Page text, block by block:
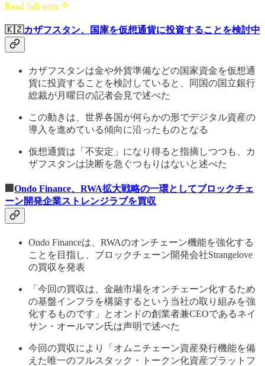
Read full story
🇰🇿カザフスタン、国庫を仮想通貨に投資することを検討中
カザフスタンは金や外貨準備などの国家資金を仮想通
貨に投資することを検討していると、同国の国立銀行
総裁が月曜日の記者会見で述べた
この動きは、世界各国が何らかの形でデジタル資産の
導入を進めている傾向に沿ったものとなる
仮想通貨は「不安定」になり得ると指摘しつつも、カ
ザフスタンは決断を急ぐつもりはないと述べた
🏢 Ondo Finance、RWA拡大戦略の一環としてブロックチェ
ーン開発企業ストレンジラブを買収
Ondo Financeは、RWAのオンチェーン機能を強化する
ことを目指し、ブロックチェーン開発会社Strangelove
の買収を発表
「今回の買収は、金融市場をオンチェーン化するため
の基盤インフラを構築するという当社の取り組みを強
化するものです」とオンドの創業者兼CEOであるネイ
サン・オールマン氏は声明で述べた
今回の買収により「オムニチェーン資産発行機能を備
えた唯一のフルスタック・トークン化資産プラットフ